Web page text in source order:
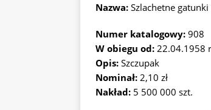
Nazwa: Szlachetne
Numer katalogowy: 908
W obiegu od: 22.04.1958
Opis: Szczupak
Nominał: 2,10 zł
Nakład: 5 500 000 szt.